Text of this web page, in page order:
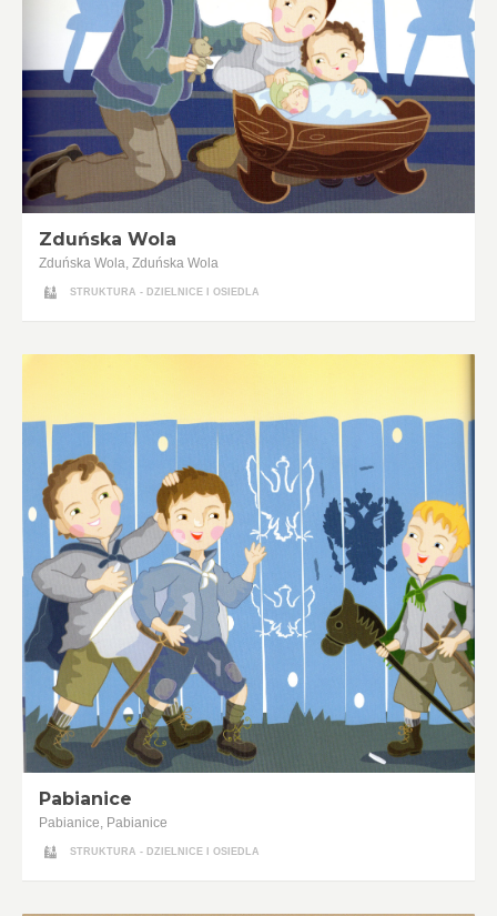
Zduńska Wola
Zduńska Wola, Zduńska Wola
STRUKTURA - DZIELNICE I OSIEDLA
Pabianice
Pabianice, Pabianice
STRUKTURA - DZIELNICE I OSIEDLA